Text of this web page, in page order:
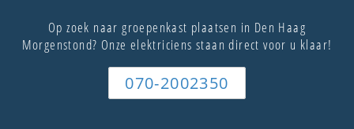
Op zoek naar groepenkast plaatsen in Den Haag
Morgenstond? Onze elektriciens staan direct voor u klaar!
070-2002350